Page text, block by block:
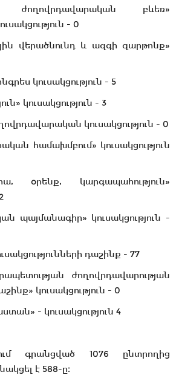
բևեռ»
- 0
վերածնունդ և ազգի զարթոնք»
կուսակցություն - 5
կուսակցություն - 3
կուսակցություն - 0
համախմբում» կուսակցություն
օրենք, կարգապահություն»
պայմանագիր» կուսակցություն -
դաշինք - 77
ժողովրդավարության
կուսակցություն - 0
- կուսակցություն 4
գրանցված 1076 ընտրողից
է 588-ը։